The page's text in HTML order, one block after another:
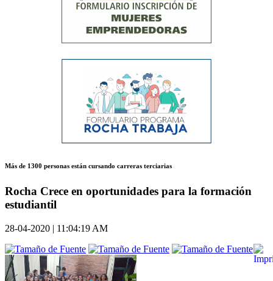
Más de 1300 personas están cursando carreras terciarias
Rocha Crece en oportunidades para la formación
estudiantil
28-04-2020 | 11:04:19 AM